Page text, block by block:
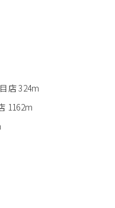
店 324m
1162m